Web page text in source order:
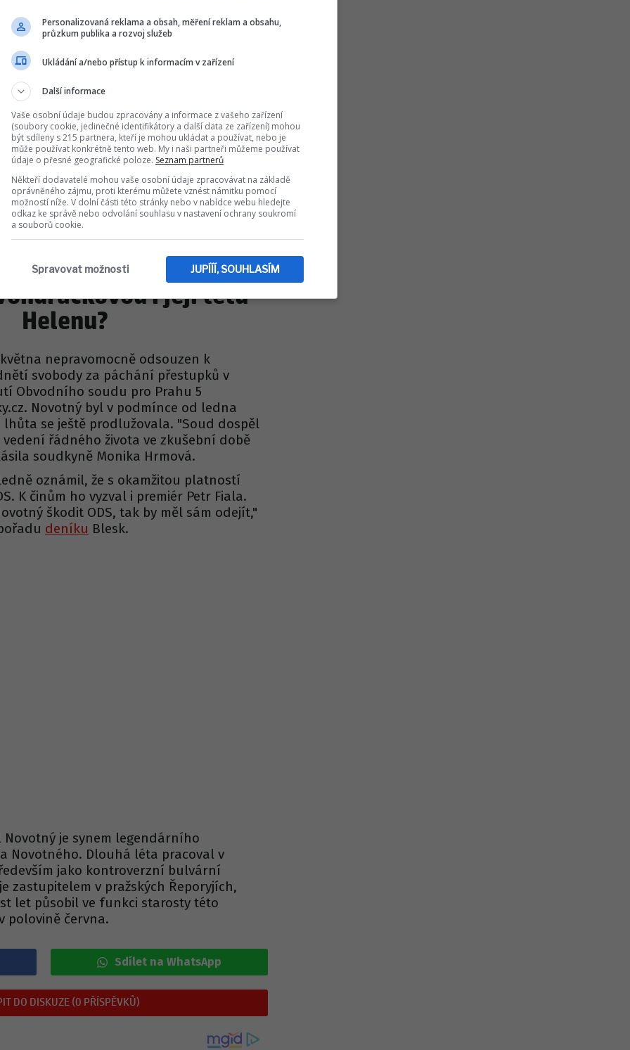
má prsty Troška! Co
i její tetu
Helenu?
nepravomocně odsouzen k
svobody za páchání přestupků v
Obvodního soudu pro Prahu 5
Novotný byl v podmínce od ledna
lhůta se ještě prodlužovala. "Soud dospěl
řádného života ve zkušební době
soudkyně Monika Hrmová.
oznámil, že s okamžitou platností
K činům ho vyzval i premiér Petr Fiala.
škodit ODS, tak by měl sám odejít,"
deníku Blesk.
Novotný je synem legendárního
Novotného. Dlouhá léta pracoval v
jako kontroverzní bulvární
zastupitelem v pražských Řeporyjích,
let působil ve funkci starosty této
polovině června.
Sdílet na WhatsApp
DO DISKUZE (0 PŘÍSPĚVKŮ)
Personalizovaná reklama a obsah, měření reklam a obsahu,
průzkum publika a rozvoj služeb
Ukládání a/nebo přístup k informacím v zařízení
Další informace
Vaše osobní údaje budou zpracovány a informace z vašeho zařízení
(soubory cookie, jedinečné identifikátory a další data ze zařízení) mohou
být sdíleny s 215 partnera, kteří je mohou ukládat a používat, nebo je
může používat konkrétně tento web. My i naši partneři můžeme používat
údaje o přesné geografické poloze. Seznam partnerů
Někteří dodavatelé mohou vaše osobní údaje zpracovávat na základě
oprávněného zájmu, proti kterému můžete vznést námitku pomocí
možností níže. V dolní části této stránky nebo v nabídce webu hledejte
odkaz ke správě nebo odvolání souhlasu v nastavení ochrany soukromí
a souborů cookie.
JUPÍÍÍ, SOUHLASÍM
Spravovat možnosti